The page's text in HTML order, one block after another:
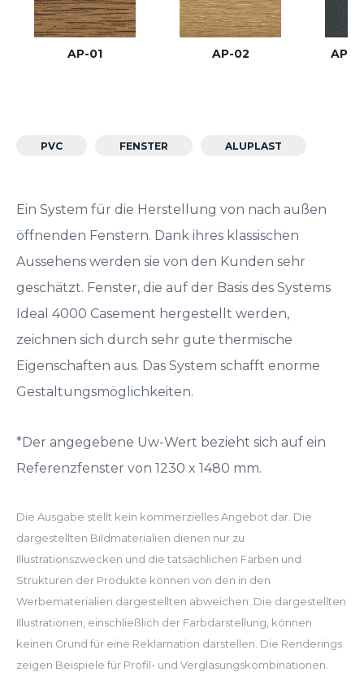
AP-01 AP-02 AP-
PVC FENSTER ALUPLAST
Ein System für die Herstellung von nach außen
öffnenden Fenstern. Dank ihres klassischen
Aussehens werden sie von den Kunden sehr
geschätzt. Fenster, die auf der Basis des Systems
Ideal 4000 Casement hergestellt werden,
zeichnen sich durch sehr gute thermische
Eigenschaften aus. Das System schafft enorme
Gestaltungsmöglichkeiten.
*Der angegebene Uw-Wert bezieht sich auf ein
Referenzfenster von 1230 x 1480 mm.
Die Ausgabe stellt kein kommerzielles Angebot dar. Die
dargestellten Bildmaterialien dienen nur zu
Illustrationszwecken und die tatsächlichen Farben und
Strukturen der Produkte können von den in den
Werbematerialien dargestellten abweichen. Die dargestellten
Illustrationen, einschließlich der Farbdarstellung, können
keinen Grund für eine Reklamation darstellen. Die Renderings
zeigen Beispiele für Profil- und Verglasungskombinationen.